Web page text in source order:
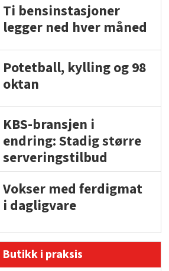
Ti bensinstasjoner
legger ned hver måned
Potetball, kylling og 98
oktan
KBS-bransjen i
endring: Stadig større
serveringstilbud
Vokser med ferdigmat
i dagligvare
i praksis